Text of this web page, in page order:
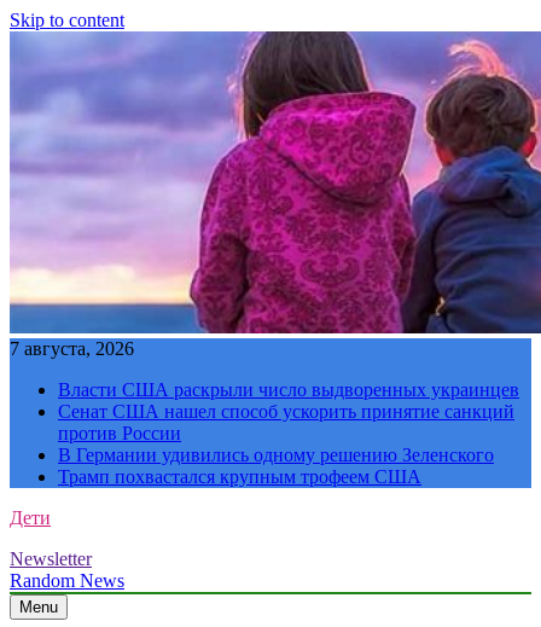
Skip to content
7 августа, 2026
Власти США раскрыли число выдворенных украинцев
Сенат США нашел способ ускорить принятие санкций
против России
В Германии удивились одному решению Зеленского
Трамп похвастался крупным трофеем США
Дети
Newsletter
Random News
Menu